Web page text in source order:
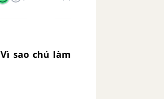
sao chú làm